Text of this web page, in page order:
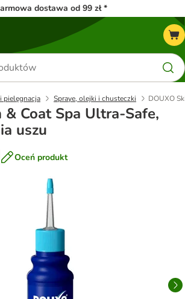
dostawa od 99 zł *
pielęgnacja Spraye, olejki i chusteczki DOUXO
& Coat Spa Ultra-Safe,
uszu
Oceń produkt